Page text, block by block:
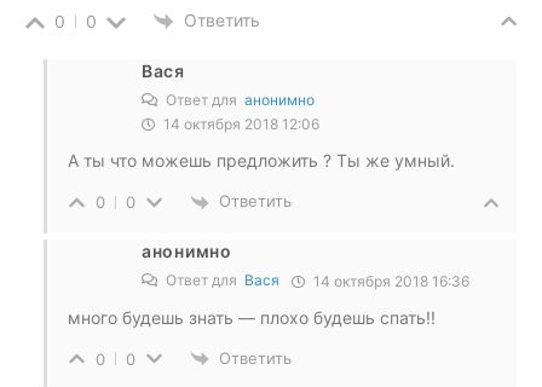
0 0 Ответить
Вася
Ответ для анонимно
14 октября 2018 12:06
А ты что можешь предложить ? Ты же умный.
0 0 Ответить
анонимно
Ответ для Вася 14 октября 2018 16:36
много будешь знать — плохо будешь спать!!
0 0 Ответить